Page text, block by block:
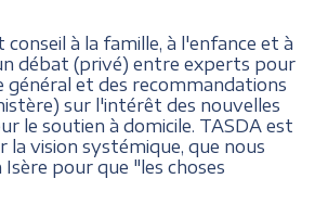
conseil à la famille, à l'enfance et à
débat (privé) entre experts pour
général et des recommandations
sur l'intérêt des nouvelles
le soutien à domicile. TASDA est
la vision systémique, que nous
pour que "les choses